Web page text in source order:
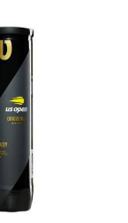
Shorts von Wilson